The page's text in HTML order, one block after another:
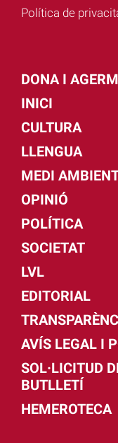
Política de
DONA I
INICI
CULTURA
LLENGUA
MEDI
OPINIÓ
POLÍTICA
SOCIETAT
LVL
EDITORIAL
AVÍS LEGAL I
SOL·LICITUD
BUTLLETÍ
HEMEROTECA